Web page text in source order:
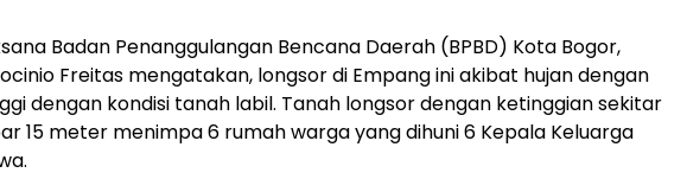
Badan Penanggulangan Bencana Daerah (BPBD) Kota Bogor,
Freitas mengatakan, longsor di Empang ini akibat hujan dengan
dengan kondisi tanah labil. Tanah longsor dengan ketinggian sekitar
15 meter menimpa 6 rumah warga yang dihuni 6 Kepala Keluarga